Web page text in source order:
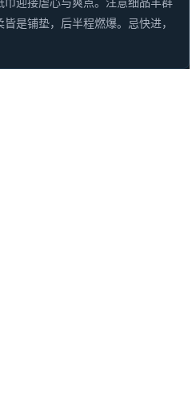
迎接虐心与爽点。注意细品羊群
是铺垫，后半程燃爆。忌快进，